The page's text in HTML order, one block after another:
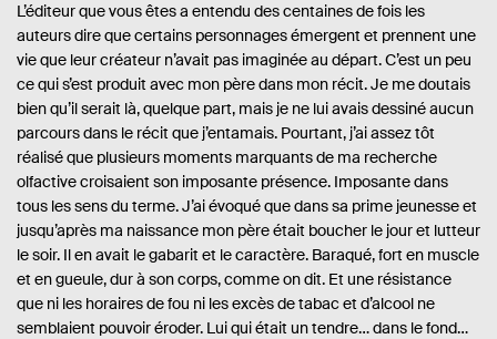
L’éditeur que vous êtes a entendu des centaines de fois les
auteurs dire que certains personnages émergent et prennent une
vie que leur créateur n’avait pas imaginée au départ. C’est un peu
ce qui s’est produit avec mon père dans mon récit. Je me doutais
bien qu’il serait là, quelque part, mais je ne lui avais dessiné aucun
parcours dans le récit que j’entamais. Pourtant, j’ai assez tôt
réalisé que plusieurs moments marquants de ma recherche
olfactive croisaient son imposante présence. Imposante dans
tous les sens du terme. J’ai évoqué que dans sa prime jeunesse et
jusqu’après ma naissance mon père était boucher le jour et lutteur
le soir. Il en avait le gabarit et le caractère. Baraqué, fort en muscle
et en gueule, dur à son corps, comme on dit. Et une résistance
que ni les horaires de fou ni les excès de tabac et d’alcool ne
semblaient pouvoir éroder. Lui qui était un tendre… dans le fond…